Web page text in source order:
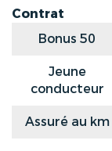
Contrat
Bonus 50
Jeune
conducteur
Assuré au km